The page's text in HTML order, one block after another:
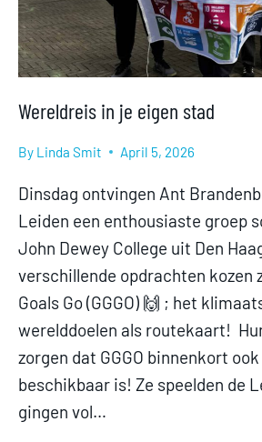
Wereldreis in je eigen stad
By Linda Smit April 5, 2026
Dinsdag ontvingen Ant
Leiden een enthousiaste groep
John Dewey College uit Den
verschillende opdrachten kozen
Goals Go (GGGO) 🙌 ; het
werelddoelen als routekaart!
zorgen dat GGGO binnenkort
beschikbaar is! Ze speelden de
gingen vol…